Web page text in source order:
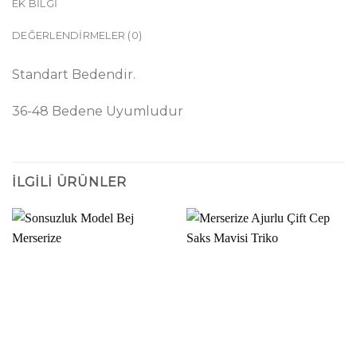
EK BILGI
DEĞERLENDIRMELER (0)
Standart Bedendir.
36-48 Bedene Uyumludur
İLGILI ÜRÜNLER